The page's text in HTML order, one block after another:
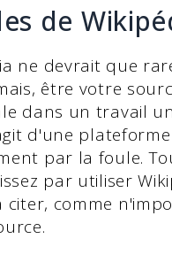
de
ne devrait que
être votre
dans un travail
d'une
par la foule.
par utiliser
citer, comme